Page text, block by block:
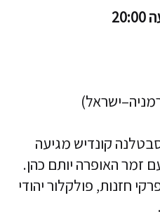
קונדיש מגיעה
זמר האופרה יותם כהן.
חזנות, פולקלור יהודי